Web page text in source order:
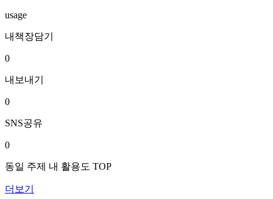
usage
내책장담기
0
내보내기
0
SNS공유
0
동일 주제 내 활용도 TOP
더보기